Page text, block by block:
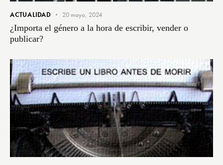
ACTUALIDAD 20 mayo, 2024
¿Importa el género a la hora de escribir, vender o
publicar?